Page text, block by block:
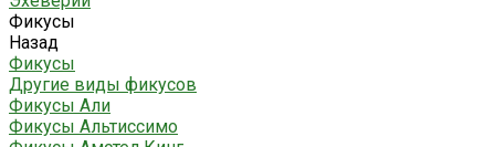
Фикусы
Назад
Фикусы
Другие виды фикусов
Фикусы Али
Фикусы Альтиссимо